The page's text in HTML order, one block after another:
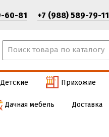
60-81 +7 (988) 589-79-11
Детские Прихожие
Дачная мебель Доставка